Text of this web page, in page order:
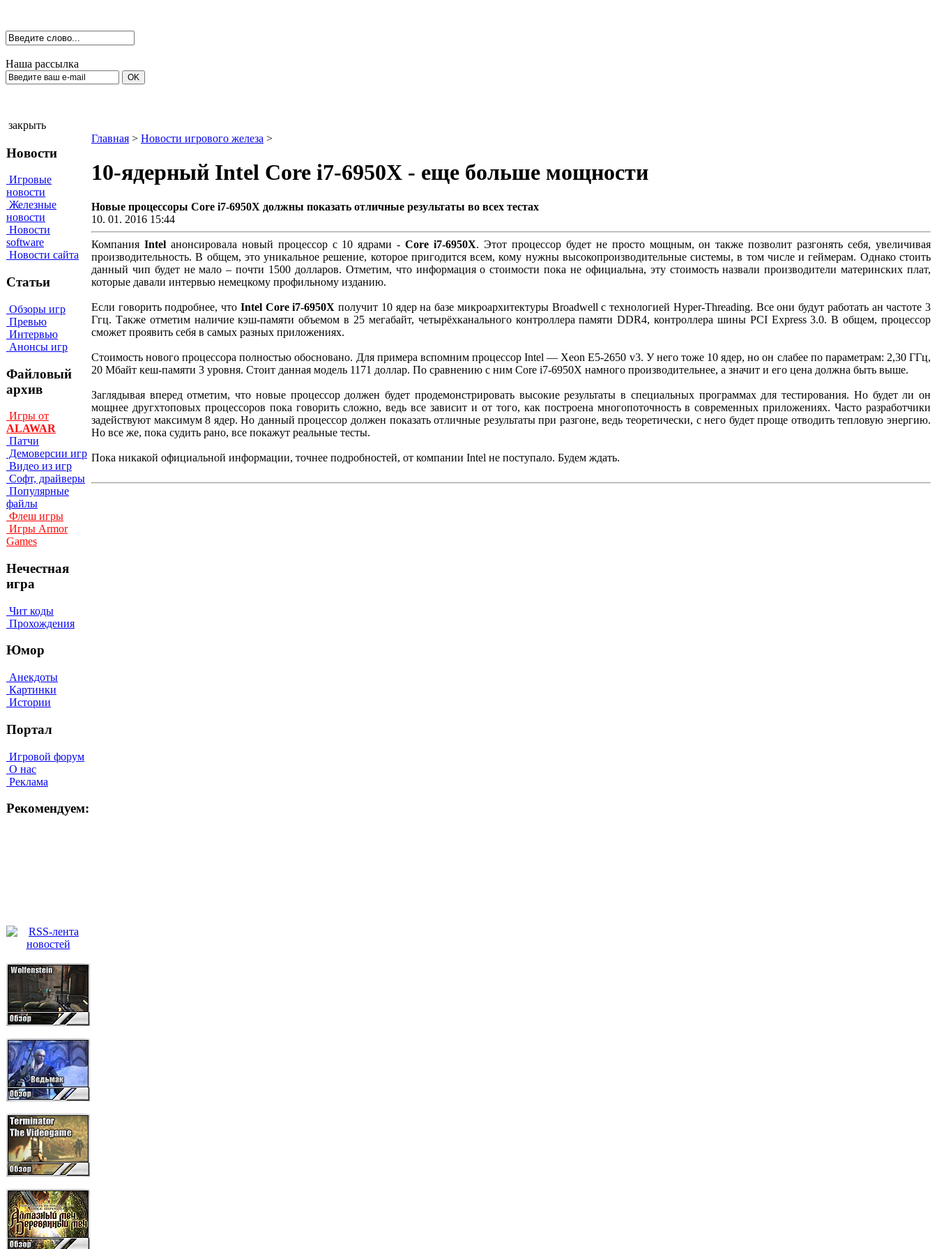
Наша рассылка
закрыть
Новости
Игровые
новости
Железные
новости
Новости
software
Новости сайта
Статьи
Обзоры игр
Превью
Интервью
Анонсы игр
Файловый
архив
Игры от
ALAWAR
Патчи
Демоверсии игр
Видео из игр
Софт, драйверы
Популярные
файлы
Флеш игры
Игры Armor
Games
Нечестная
игра
Чит коды
Прохождения
Юмор
Анекдоты
Картинки
Истории
Портал
Игровой форум
О нас
Реклама
Рекомендуем:
Главная > Новости игрового железа >
10-ядерный Intel Core i7-6950X - еще больше мощности
Новые процессоры Core i7-6950X должны показать отличные результаты во всех тестах
10. 01. 2016 15:44
Компания Intelанонсировала новый процессор с 10 ядрами -Core i7-6950X. Этот процессор будет не просто мощным, он также позволит разгонять себя, увеличивая
производительность. В общем, это уникальное решение, которое пригодится всем, кому нужны высокопроизводительные системы, в том числе и геймерам. Однако стоить
данный чип будет не мало – почти 1500 долларов. Отметим, что информация о стоимости пока не официальна, эту стоимость назвали производители материнских плат,
которые давали интервью немецкому профильному изданию.
Если говорить подробнее, что Intel Core i7-6950X получит 10 ядер на базе микроархитектуры Broadwell с технологией Hyper-Threading. Все они будут работать ан частоте 3
Ггц. Также отметим наличие кэш-памяти объемом в 25 мегабайт, четырёхканального контроллера памяти DDR4, контроллера шины PCI Express 3.0. В общем, процессор
сможет проявить себя в самых разных приложениях.
Стоимость нового процессора полностью обосновано. Для примера вспомним процессор Intel — Xeon E5-2650 v3. У него тоже 10 ядер, но он слабее по параметрам: 2,30 ГГц,
20 Мбайт кеш-памяти 3 уровня. Стоит данная модель 1171 доллар. По сравнению с ним Core i7-6950X намного производительнее, а значит и его цена должна быть выше.
Заглядывая вперед отметим, что новые процессор должен будет продемонстрировать высокие результаты в специальных программах для тестирования. Но будет ли он
мощнее другхтоповых процессоров пока говорить сложно, ведь все зависит и от того, как построена многопоточность в современных приложениях. Часто разработчики
задействуют максимум 8 ядер. Но данный процессор должен показать отличные результаты при разгоне, ведь теоретически, с него будет проще отводить тепловую энергию.
Но все же, пока судить рано, все покажут реальные тесты.
Пока никакой официальной информации, точнее подробностей, от компании Intel не поступало. Будем ждать.